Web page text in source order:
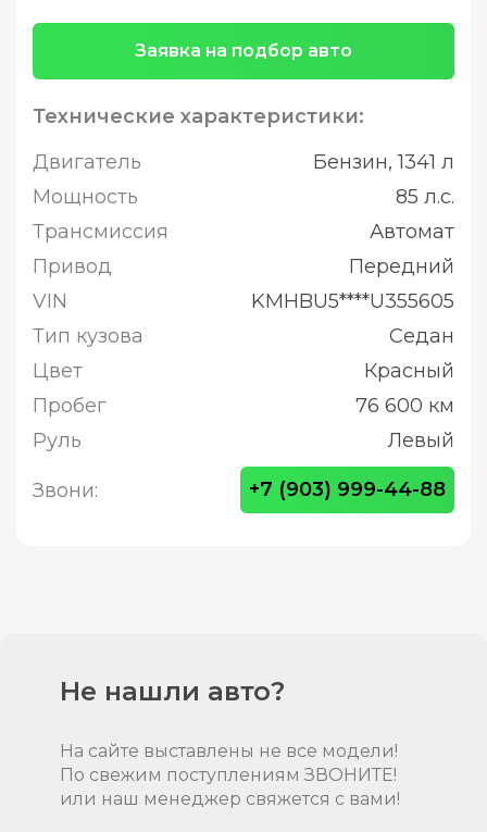
Заявка на подбор авто
Технические характеристики:
Двигатель
Бензин, 1341 л
Мощность
85 л.с.
Трансмиссия
Автомат
Привод
Передний
VIN
KMHBU5****U355605
Тип кузова
Седан
Цвет
Красный
Пробег
76 600 км
Руль
Левый
Звони: +7 (903) 999-44-88
Не нашли авто?
На сайте выставлены не все модели!
По свежим поступлениям ЗВОНИТЕ!
или наш менеджер свяжется с вами!